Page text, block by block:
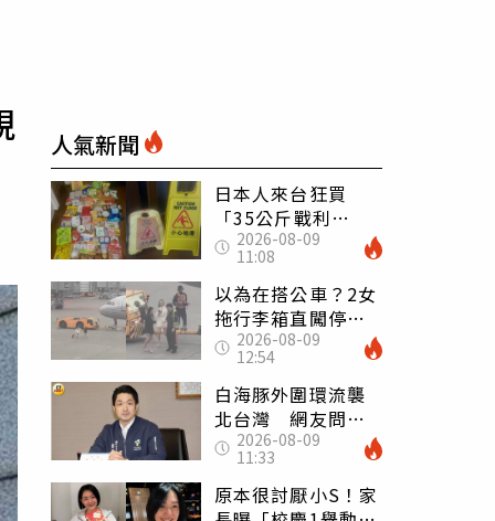
人氣新聞
日本人來台狂買
「35公斤戰利
品」 連拜拜用紅
盤、「小心地滑」
告示牌也帶回家
2026-08-09
11:08
以為在搭公車？2女
拖行李箱直闖停機
坪「揮手攔機」
荒謬影片曝網傻眼
2026-08-09
12:54
白海豚外圍環流襲
北台灣 網友問為
何沒放颱風假 蔣
萬安回應了
2026-08-09
11:33
原本很討厭小S！家